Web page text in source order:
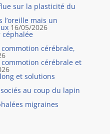
sur la plasticité du
l’oreille mais un
16/05/2026
céphalée
cérébrale,
cérébrale et
et solutions
au coup du lapin
migraines